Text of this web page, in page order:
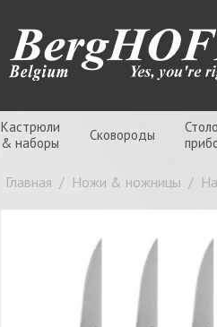
Кастрюли
& наборы
Сковороды
Главная / Ножи & ножницы /